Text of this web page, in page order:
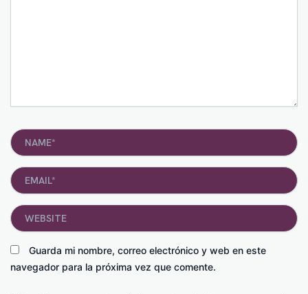
Name*
Email*
Guarda mi nombre, correo electrónico y web en este
navegador para la próxima vez que comente.
Website